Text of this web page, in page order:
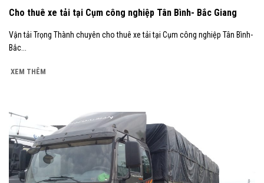
Cho thuê xe tải tại Cụm công nghiệp Tân Bình- Bắc Giang
Vận tải Trọng Thành chuyên cho thuê xe tải tại Cụm công nghiệp Tân Bình-
Bắc...
XEM THÊM